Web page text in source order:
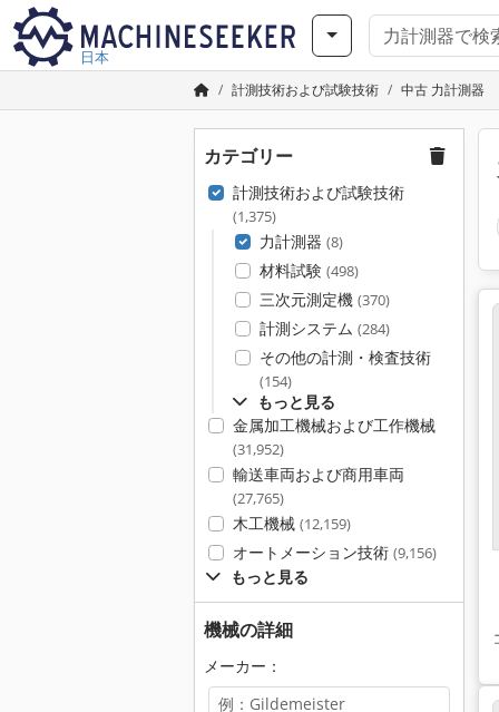
日本
計測技術および試験技術 中古 力計測器
カテゴリー
計測技術および試験技術
(1,375)
力計測器 (8)
材料試験 (498)
三次元測定機 (370)
計測システム (284)
その他の計測・検査技術
(154)
もっと見る
金属加工機械および工作機械
(31,952)
輸送車両および商用車両
(27,765)
木工機械 (12,159)
オートメーション技術 (9,156)
もっと見る
機械の詳細
メーカー：